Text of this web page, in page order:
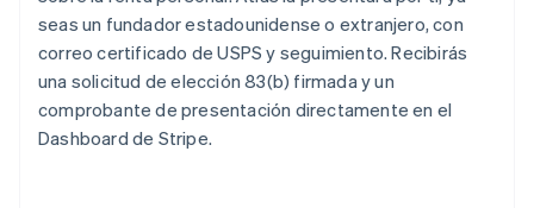
seas un fundador estadounidense o extranjero, con
correo certificado de USPS y seguimiento. Recibirás
una solicitud de elección 83(b) firmada y un
comprobante de presentación directamente en el
Dashboard de Stripe.